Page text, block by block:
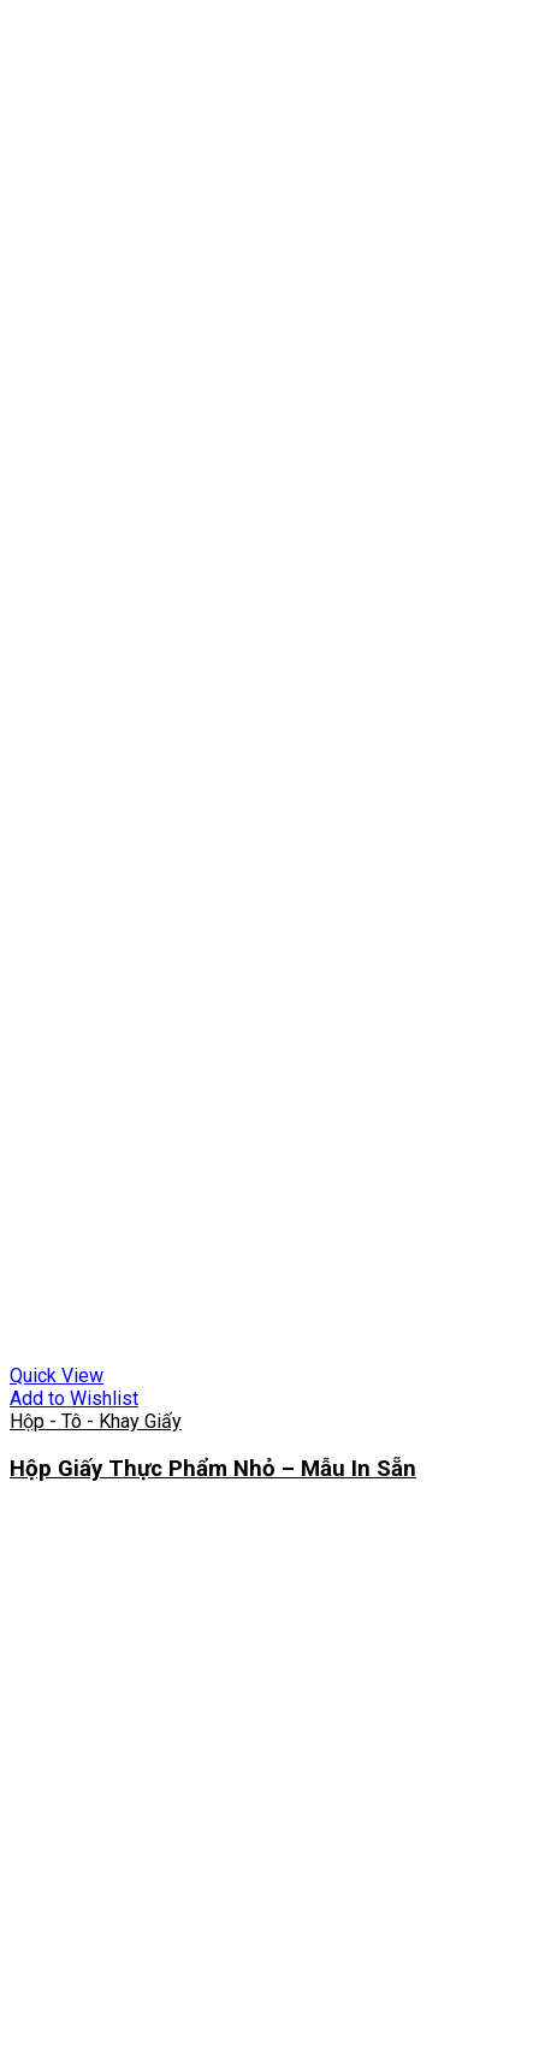
Quick View
Add to Wishlist
Hộp - Tô - Khay Giấy
Hộp Giấy Thực Phẩm Nhỏ – Mẫu In Sẵn